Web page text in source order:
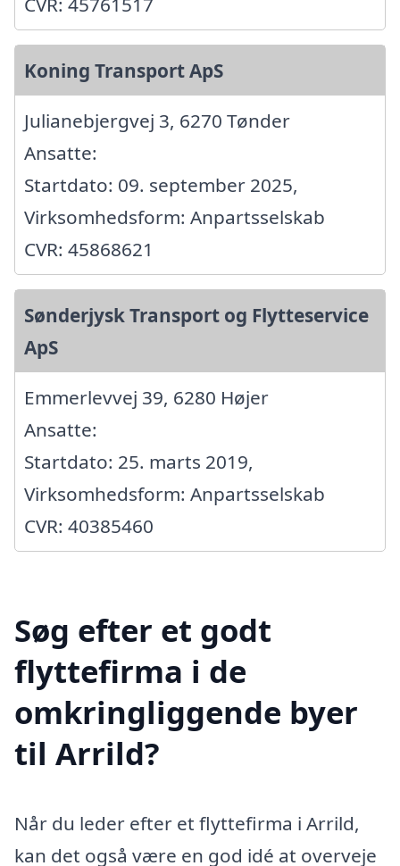
Koning Transport ApS
Julianebjergvej 3, 6270 Tønder
Ansatte:
Startdato: 09. september 2025,
Virksomhedsform: Anpartsselskab
CVR: 45868621
Sønderjysk Transport og Flytteservice
ApS
Emmerlevvej 39, 6280 Højer
Ansatte:
Startdato: 25. marts 2019,
Virksomhedsform: Anpartsselskab
CVR: 40385460
Søg efter et godt
flyttefirma i de
omkringliggende byer
til Arrild?
Når du leder efter et flyttefirma i Arrild,
kan det også være en god idé at overveje